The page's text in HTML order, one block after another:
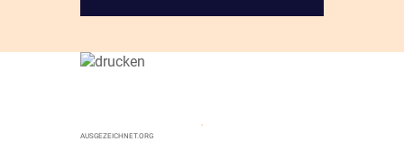
.
AUSGEZEICHNET.ORG